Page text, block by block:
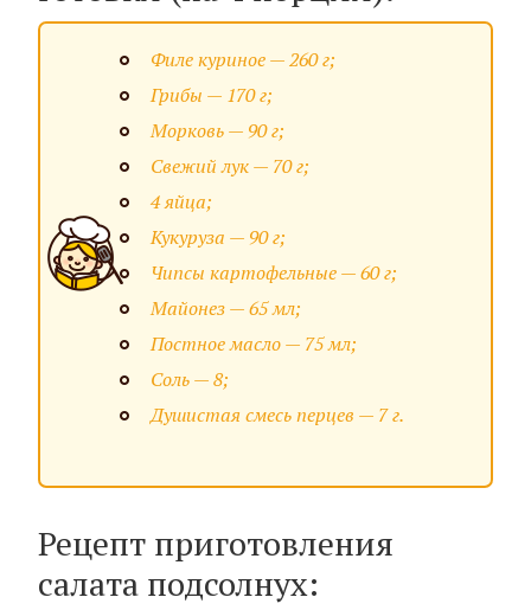
Филе куриное — 260 г;
Грибы — 170 г;
Морковь — 90 г;
Свежий лук — 70 г;
4 яйца;
Кукуруза — 90 г;
Чипсы картофельные — 60 г;
Майонез — 65 мл;
Постное масло — 75 мл;
Соль — 8;
Душистая смесь перцев — 7 г.
Рецепт приготовления
салата подсолнух: